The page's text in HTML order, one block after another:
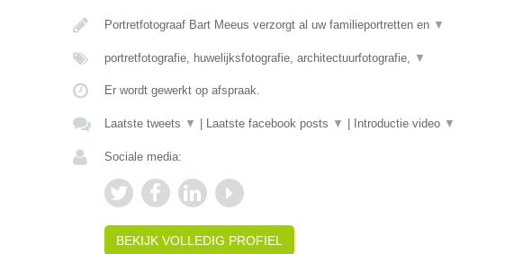
Portretfotograaf Bart Meeus verzorgt al uw familieportretten en ▼
portretfotografie, huwelijksfotografie, architectuurfotografie, ▼
Er wordt gewerkt op afspraak.
Laatste tweets ▼ Laatste facebook posts ▼ Introductie video ▼
Sociale media:
BEKIJK VOLLEDIG PROFIEL